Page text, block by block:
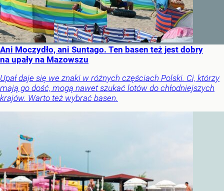
Ani Moczydło, ani Suntago. Ten basen też jest dobry
na upały na Mazowszu
Upał daje się we znaki w różnych częściach Polski. Ci, którzy
mają go dość, mogą nawet szukać lotów do chłodniejszych
krajów. Warto też wybrać basen.